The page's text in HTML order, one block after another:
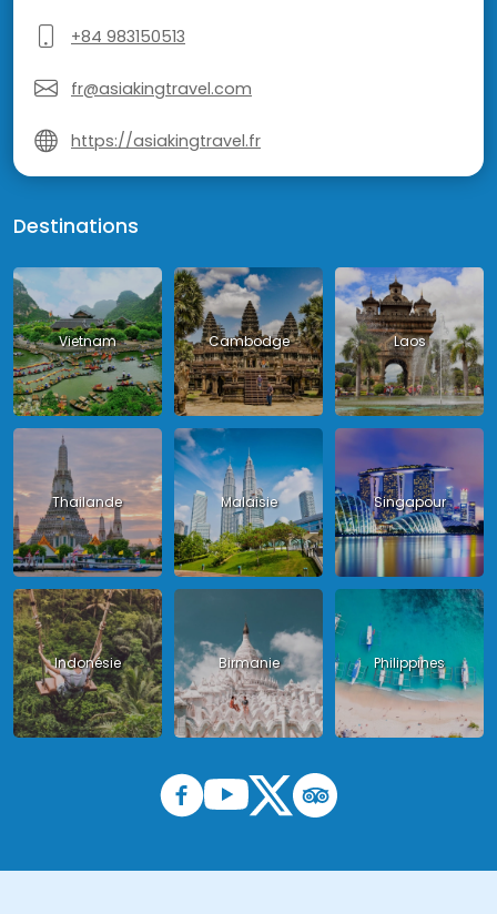
+84 983150513
fr@asiakingtravel.com
https://asiakingtravel.fr
Destinations
Vietnam Cambodge Laos
Thailande Malaisie Singapour
Indonésie Birmanie Philippines